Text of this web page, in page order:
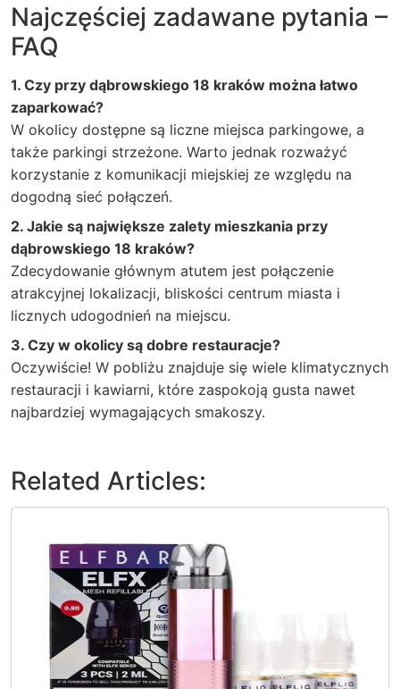
Najczęściej zadawane pytania –
FAQ
1. Czy przy dąbrowskiego 18 kraków można łatwo
zaparkować?
W okolicy dostępne są liczne miejsca parkingowe, a
także parkingi strzeżone. Warto jednak rozważyć
korzystanie z komunikacji miejskiej ze względu na
dogodną sieć połączeń.
2. Jakie są największe zalety mieszkania przy
dąbrowskiego 18 kraków?
Zdecydowanie głównym atutem jest połączenie
atrakcyjnej lokalizacji, bliskości centrum miasta i
licznych udogodnień na miejscu.
3. Czy w okolicy są dobre restauracje?
Oczywiście! W pobliżu znajduje się wiele klimatycznych
restauracji i kawiarni, które zaspokoją gusta nawet
najbardziej wymagających smakoszy.
Related Articles: